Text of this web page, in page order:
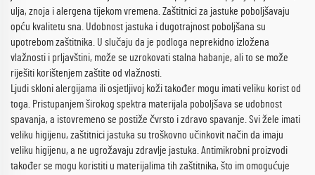
ulja, znoja i alergena tijekom vremena. Zaštitnici za jastuke poboljšavaju
opću kvalitetu sna. Udobnost jastuka i dugotrajnost poboljšana su
upotrebom zaštitnika. U slučaju da je podloga neprekidno izložena
vlažnosti i prljavštini, može se uzrokovati stalna habanje, ali to se može
riješiti korištenjem zaštite od vlažnosti.
Ljudi skloni alergijama ili osjetljivoj koži također mogu imati veliku korist od
toga. Pristupanjem širokog spektra materijala poboljšava se udobnost
spavanja, a istovremeno se postiže čvrsto i zdravo spavanje. Svi žele imati
veliku higijenu, zaštitnici jastuka su troškovno učinkovit način da imaju
veliku higijenu, a ne ugrožavaju zdravlje jastuka. Antimikrobni proizvodi
također se mogu koristiti u materijalima tih zaštitnika, što im omogućuje